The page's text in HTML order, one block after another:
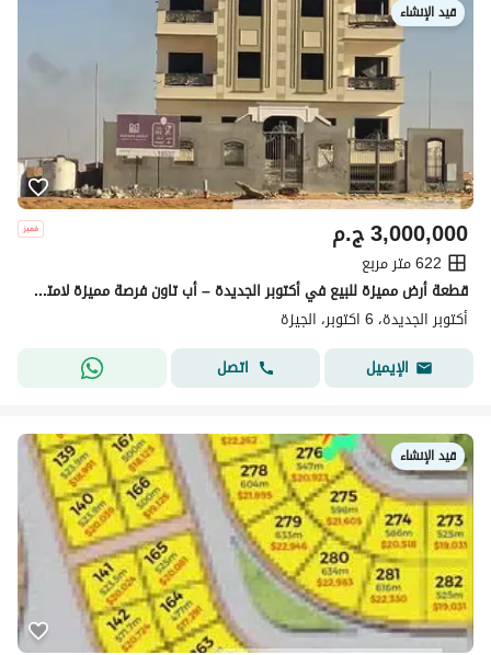
قيد الإنشاء
ج.م3,000,000
622 متر مربع
قطعة أرض مميزة للبيع في أكتوبر الجديدة – أب تاون فرصة مميزة لامتلاك قطعة أرض بمساحة كبيرة في موقع راقٍ ومناسب للسكن والاستثمار - خطوات للمونوريل
أكتوبر الجديدة، 6 اكتوبر، الجيزة
الإيميل
اتصل
قيد الإنشاء